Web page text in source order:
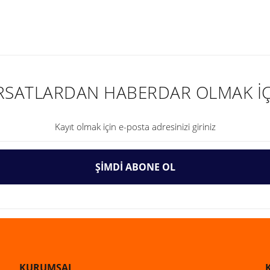
Gönder
HABERDAR OLMAK
ŞİMDİ ABONE OL